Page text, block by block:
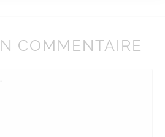
COMMENTAIRE